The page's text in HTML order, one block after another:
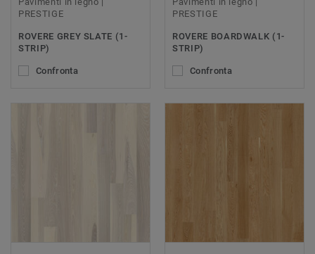
PRESTIGE
ROVERE GREY SLATE (1-
STRIP)
Confronta
PRESTIGE
ROVERE BOARDWALK (1-
STRIP)
Confronta